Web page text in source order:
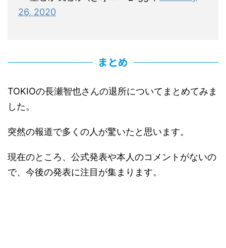
26, 2020
まとめ
TOKIOの長瀬智也さんの退所についてまとめてみま
した。
突然の報道で多くの人が驚いたと思います。
現在のところ、公式発表や本人のコメントがないの
で、今後の発表に注目が集まります。